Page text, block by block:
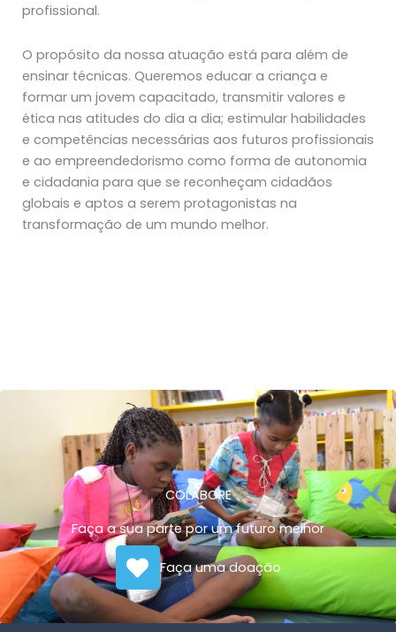
profissional.
O propósito da nossa atuação está para além de
ensinar técnicas. Queremos educar a criança e
formar um jovem capacitado, transmitir valores e
ética nas atitudes do dia a dia; estimular habilidades
e competências necessárias aos futuros profissionais
e ao empreendedorismo como forma de autonomia
e cidadania para que se reconheçam cidadãos
globais e aptos a serem protagonistas na
transformação de um mundo melhor.
COLABORE
Faça a sua parte por um futuro melhor
Faça uma doação